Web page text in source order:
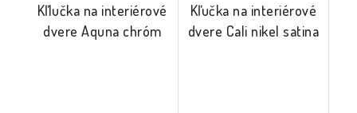
Kľlučka na interiérové
dvere Aquna chróm
Kľučka na interiérové
dvere Cali nikel satina